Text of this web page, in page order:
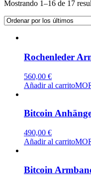
Mostrando 1–16 de 17
Rochenleder
560,00 €
Añadir al carrito
Bitcoin
490,00 €
Añadir al carrito
Bitcoin